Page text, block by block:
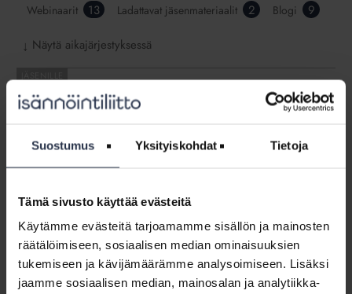
Suostumus Yksityiskohdat Tietoja
Tämä sivusto käyttää evästeitä
Käytämme evästeitä tarjoamamme sisällön ja mainosten
räätälöimiseen, sosiaalisen median ominaisuuksien
tukemiseen ja kävijämäärämme analysoimiseen. Lisäksi
jaamme sosiaalisen median, mainosalan ja analytiikka-
Webinaarit 13 Ladattavat jäsenmateriaalit 2 Blogi 9
↓ Näytä aikajärjestyksessä
Jäsenohje:
Sähköautot
Jäsenohje: Sähköautot
Miten sähköautojen latauspisteiden hankkimisesta
päätetään? Kuka maksaa sähköautojen lataussähkön?
Kuka vastaa kunnossapidosta?
Virhevastuu
korjaushankkeessaJäsenohje: Virhevastuu korjaushankkeessa
JÄSENOHJEET
MIllainen on takuuajan virhevastuu korjaushankkeessa?